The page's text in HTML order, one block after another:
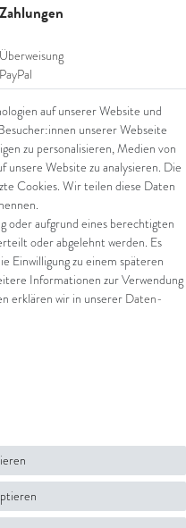
Zahlungen
Überweisung
PayPal
SEPA Lastschrift
giropay
Kreditkarte
Versand
UPS
FedEx
Alle Rechte vorbehalten.
auf unserer Website und
unserer Webseite
zu personalisieren, Medien von
Website zu analysieren. Die
Cookies. Wir teilen diese Daten
oder aufgrund eines berechtigten
oder abgelehnt werden. Es
Einwilligung zu einem späteren
Informationen zur Verwendung
erklären wir in unserer Daten­